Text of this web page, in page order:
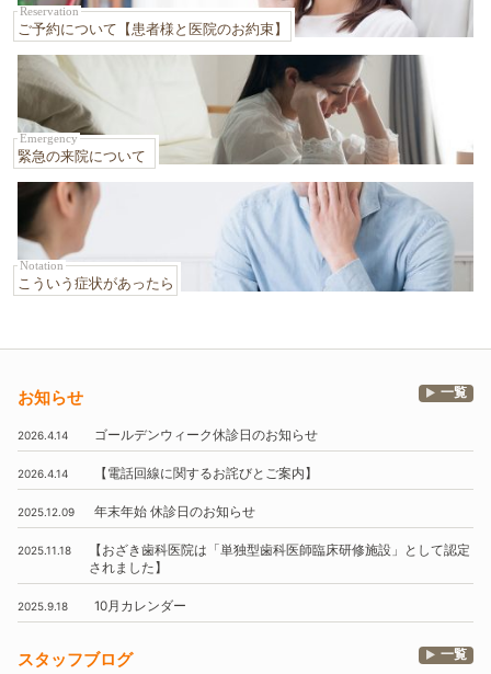
Reservation
ご予約について 【患者様と医院のお約束】
Emergency
緊急の来院について
Notation
こういう症状があったら
お知らせ 一覧
2026.4.14 ゴールデンウィーク休診日のお知らせ
2026.4.14 【電話回線に関するお詫びとご案内】
2025.12.09 年末年始 休診日のお知らせ
2025.11.18 【おざき歯科医院は 「単独型歯科医師臨床研修施設」
として認定
されました】
2025.9.18 10月 カレンダー
スタッフブログ 一覧